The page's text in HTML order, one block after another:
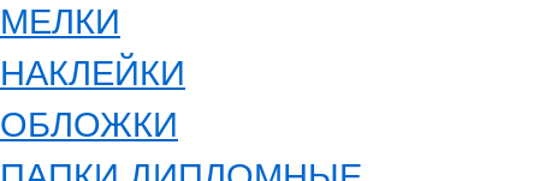
МЕЛКИ
НАКЛЕЙКИ
ОБЛОЖКИ